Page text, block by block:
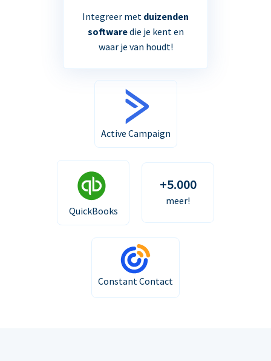
Integreer met duizenden
softwaredie je kent en
waar je van houdt!
Active Campaign
QuickBooks
+5.000
meer!
Constant Contact